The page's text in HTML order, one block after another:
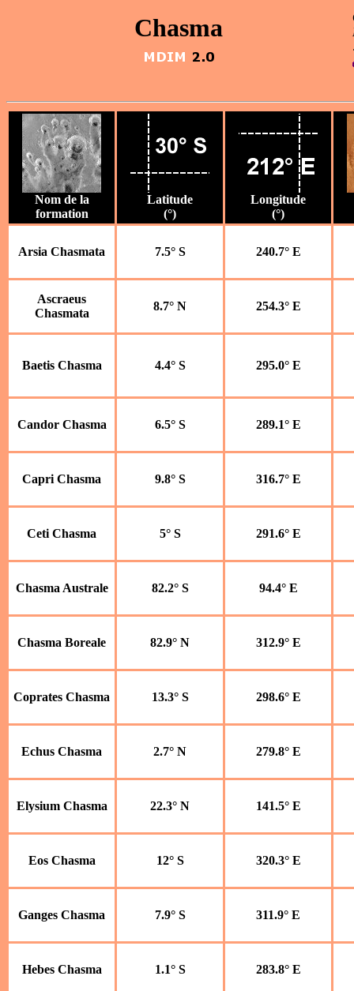
Chasma
Nom de la
formation
Latitude
(°)
Longitude
(°)
Arsia Chasmata 7.5° S 240.7° E
Ascraeus
Chasmata
8.7° N 254.3° E
Baetis Chasma 4.4° S 295.0° E
Candor Chasma 6.5° S 289.1° E
Capri Chasma 9.8° S 316.7° E
Ceti Chasma 5° S 291.6° E
Chasma Australe 82.2° S 94.4° E
Chasma Boreale 82.9° N 312.9° E
Coprates Chasma 13.3° S 298.6° E
Echus Chasma 2.7° N 279.8° E
Elysium Chasma 22.3° N 141.5° E
Eos Chasma 12° S 320.3° E
Ganges Chasma 7.9° S 311.9° E
Hebes Chasma 1.1° S 283.8° E